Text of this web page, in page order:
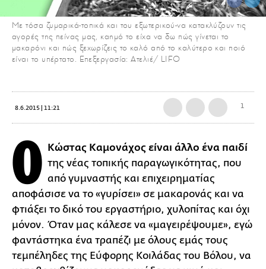
Με τόσα ζυμαρικά-τοπικά και του εξωτερικού-να κατακλύζουν τις
αγορές της πείνας μας, καημό το είχα να δω πώς γίνεται το
μακαρόνι και πώς ξεχωρίζεις το καλό από το καλύτερο και ποιό
είναι το υπέρτατο. Επεξεργασία: Ατελιέ/ LIFO
8.6.2015 | 11:21 1
O Kώστας Καμονάχος είναι άλλο ένα παιδί
της νέας τοπικής παραγωγικότητας, που
από γυμναστής και επιχειρηματίας
αποφάσισε να το «γυρίσει» σε μακαρονάς και να
φτιάξει το δικό του εργαστήριο, χυλοπίτας και όχι
μόνον. Όταν μας κάλεσε να «μαγειρέψουμε», εγώ
φαντάστηκα ένα τραπέζι με όλους εμάς τους
τεμπέληδες της Εύφορης Κοιλάδας του Βόλου, να